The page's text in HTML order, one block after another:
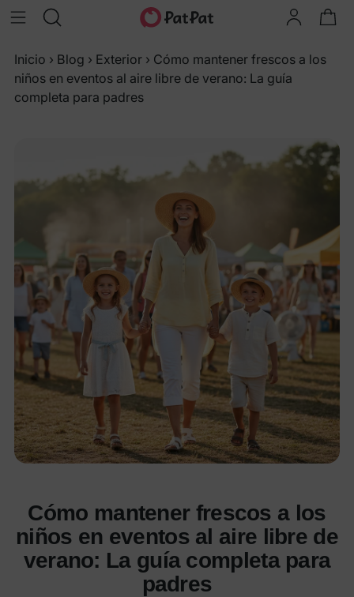
Inicio › Blog › Exterior › Cómo mantener frescos a los
niños en eventos al aire libre de verano: La guía
completa para padres
Cómo mantener frescos a los
niños en eventos al aire libre de
verano: La guía completa para
padres